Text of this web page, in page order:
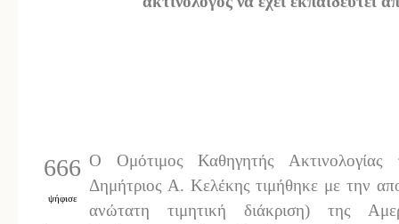
666
ψήφισε
O Ομότιμος Καθηγητής
Δημήτριος Α. Κελέκης τιμήθηκε με την
ανώτατη τιμητική διάκριση) της